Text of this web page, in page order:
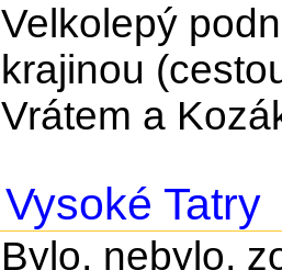
Velkolepý
krajinou
Vrátem a
Vysoké Tatry
Bylo, nebylo,